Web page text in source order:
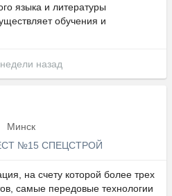
языка и литературы
обучения и
назад
Минск
№15 СПЕЦСТРОЙ
на счету которой более трех
самые передовые технологии